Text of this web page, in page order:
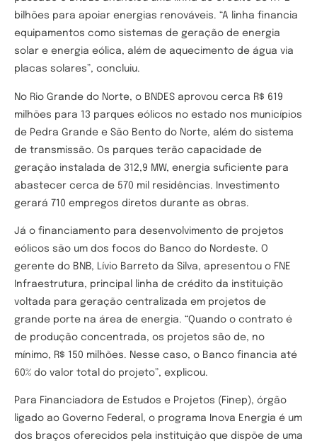
bilhões para apoiar energias renováveis. “A linha financia
equipamentos como sistemas de geração de energia
solar e energia eólica, além de aquecimento de água via
placas solares”, concluiu.
No Rio Grande do Norte, o BNDES aprovou cerca R$ 619
milhões para 13 parques eólicos no estado nos municípios
de Pedra Grande e São Bento do Norte, além do sistema
de transmissão. Os parques terão capacidade de
geração instalada de 312,9 MW, energia suficiente para
abastecer cerca de 570 mil residências. Investimento
gerará 710 empregos diretos durante as obras.
Já o financiamento para desenvolvimento de projetos
eólicos são um dos focos do Banco do Nordeste. O
gerente do BNB, Lívio Barreto da Silva, apresentou o FNE
Infraestrutura, principal linha de crédito da instituição
voltada para geração centralizada em projetos de
grande porte na área de energia. “Quando o contrato é
de produção concentrada, os projetos são de, no
mínimo, R$ 150 milhões. Nesse caso, o Banco financia até
60% do valor total do projeto”, explicou.
Para Financiadora de Estudos e Projetos (Finep), órgão
ligado ao Governo Federal, o programa Inova Energia é um
dos braços oferecidos pela instituição que dispõe de uma